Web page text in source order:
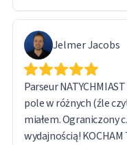
Jelmer Jacobs
Parseur
pole w różnych (źle
miałem. Ograniczony
wydajnością! KOCHAM